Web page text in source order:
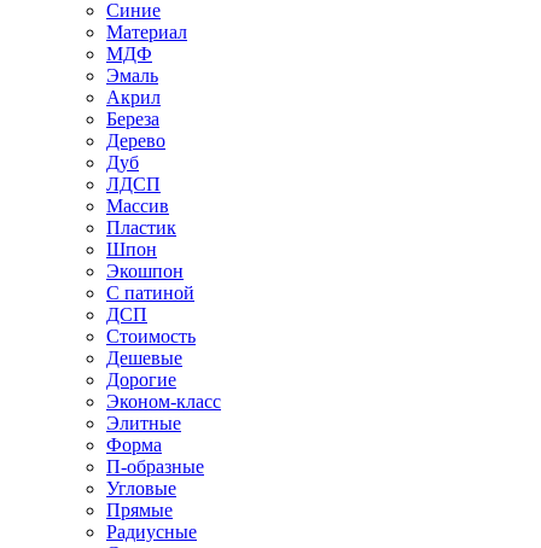
Синие
Материал
МДФ
Эмаль
Акрил
Береза
Дерево
Дуб
ЛДСП
Массив
Пластик
Шпон
Экошпон
С патиной
ДСП
Стоимость
Дешевые
Дорогие
Эконом-класс
Элитные
Форма
П-образные
Угловые
Прямые
Радиусные